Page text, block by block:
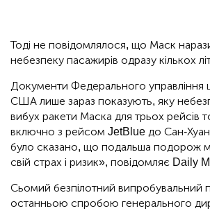
Тоді не повідомлялося, що Маск
небезпеку пасажирів одразу кількох
Документи Федерального управління
США лише зараз показують, яку
вибух ракети Маска для трьох рейсів
включно з рейсом JetBlue до Сан-
було сказано, що подальша подорож
свій страх і ризик», повідомляє Daily
Сьомий безпілотний випробувальний
останньою спробою генерального